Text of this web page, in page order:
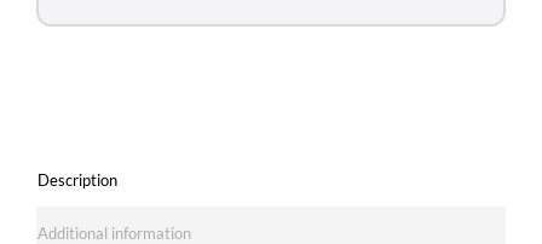
Description
Additional information